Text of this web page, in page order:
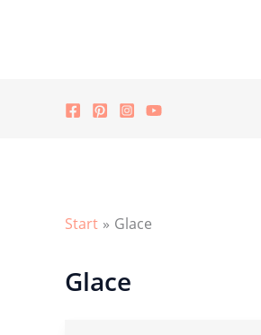
Start Glace
Glace